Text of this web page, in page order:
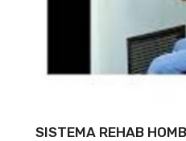
SISTEMA REHAB